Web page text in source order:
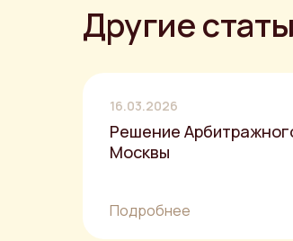
Другие
16.03.2026
Решение
Москвы
Подробнее